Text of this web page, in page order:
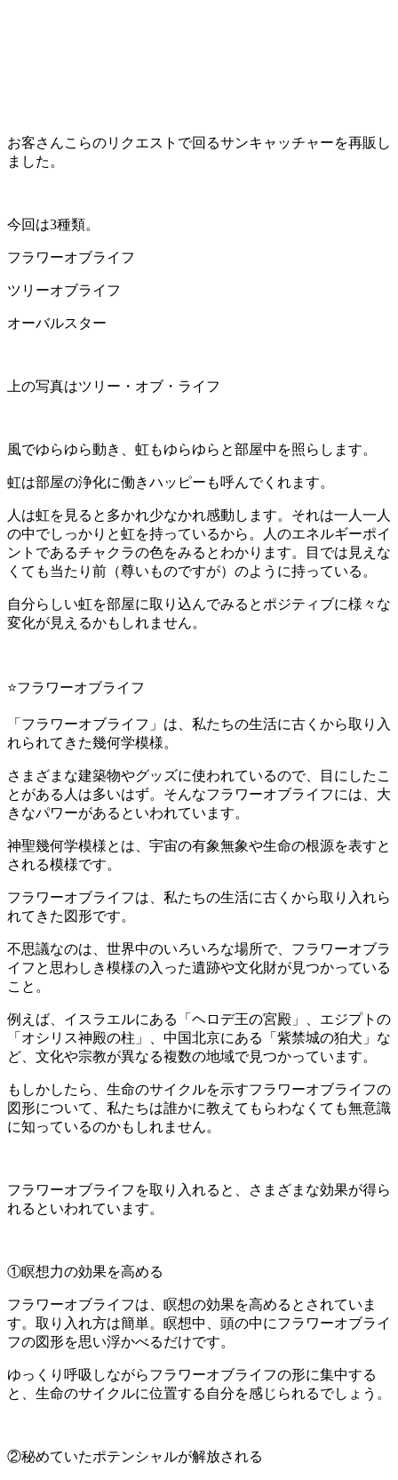
お客さんこらのリクエストで回るサンキャッチャーを再販し
ました。
今回は3種類。
フラワーオブライフ
ツリーオブライフ
オーバルスター
上の写真はツリー・オブ・ライフ
風でゆらゆら動き、虹もゆらゆらと部屋中を照らします。
虹は部屋の浄化に働きハッピーも呼んでくれます。
人は虹を見ると多かれ少なかれ感動します。それは一人一人
の中でしっかりと虹を持っているから。人のエネルギーポイ
ントであるチャクラの色をみるとわかります。目では見えな
くても当たり前（尊いものですが）のように持っている。
自分らしい虹を部屋に取り込んでみるとポジティブに様々な
変化が見えるかもしれません。
⭐️フラワーオブライフ
「フラワーオブライフ」は、私たちの生活に古くから取り入
れられてきた幾何学模様。
さまざまな建築物やグッズに使われているので、目にしたこ
とがある人は多いはず。そんなフラワーオブライフには、大
きなパワーがあるといわれています。
神聖幾何学模様とは、宇宙の有象無象や生命の根源を表すと
される模様です。
フラワーオブライフは、私たちの生活に古くから取り入れら
れてきた図形です。
不思議なのは、 世界中のいろいろな場所で、フラワーオブラ
イフと思わしき模様の入った遺跡や文化財が見つかっている
こと。
例えば、イスラエルにある「ヘロデ王の宮殿」、エジプトの
「オシリス神殿の柱」、中国北京にある「紫禁城の狛犬」な
ど、文化や宗教が異なる複数の地域で見つかっています。
もしかしたら、生命のサイクルを示すフラワーオブライフの
図形について、私たちは誰かに教えてもらわなくても無意識
に知っているのかもしれません。
フラワーオブライフを取り入れると、さまざまな効果が得ら
れるといわれています。
①瞑想力の効果を高める
フラワーオブライフは、瞑想の効果を高めるとされていま
す。取り入れ方は簡単。 瞑想中、頭の中にフラワーオブライ
フの図形を思い浮かべるだけです。
ゆっくり呼吸しながらフラワーオブライフの形に集中する
と、生命のサイクルに位置する自分を感じられるでしょう。
②秘めていたポテンシャルが解放される